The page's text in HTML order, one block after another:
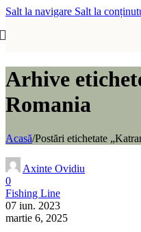
Salt la navigare Salt la
Arhive
Romania
Acasă/Postări etichetate
Axinte Ovidiu
0
Fishing Line
07 iun. 2023
martie 6, 2025